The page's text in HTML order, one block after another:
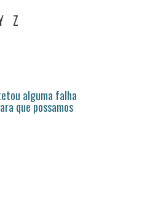
Z
alguma falha
que possamos